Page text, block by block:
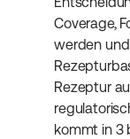
Coverage,
werden
Rezeptur
kommt in 3